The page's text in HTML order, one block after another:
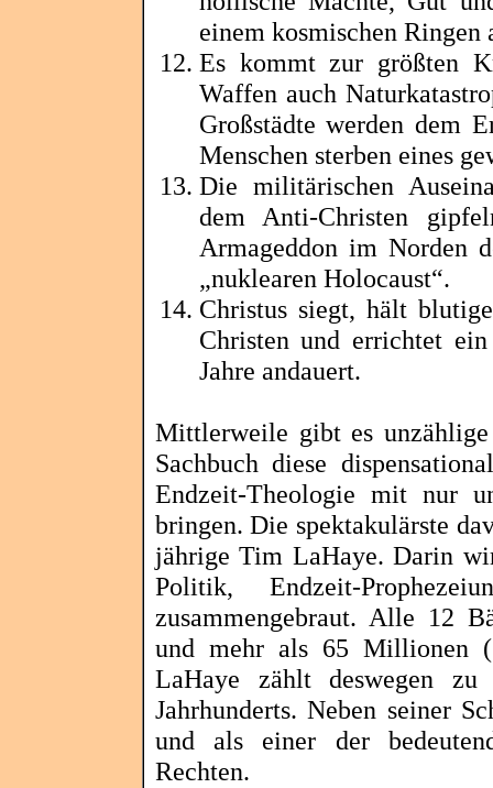
einem kosmischen Ringen
Es kommt zur größten
Waffen auch
Großstädte werden dem
Menschen sterben eines
Die militärischen
dem Anti-Christen
Armageddon im Norden
„nuklearen Holocaust“.
Christus siegt, hält
Christen und errichtet
Jahre andauert.
Mittlerweile gibt es
Sachbuch diese
Endzeit-Theologie mit nur
bringen. Die spektakulärste
jährige Tim LaHaye. Darin
Politik, Endzeit-
zusammengebraut. Alle 12
und mehr als 65 Millionen
LaHaye zählt deswegen zu
Jahrhunderts. Neben seiner
und als einer der
Rechten.